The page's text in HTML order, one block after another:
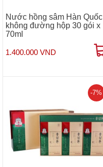
Nước hồng sâm Hàn Quốc
không đường hộp 30 gói x
70ml
1.400.000 VND
-7%